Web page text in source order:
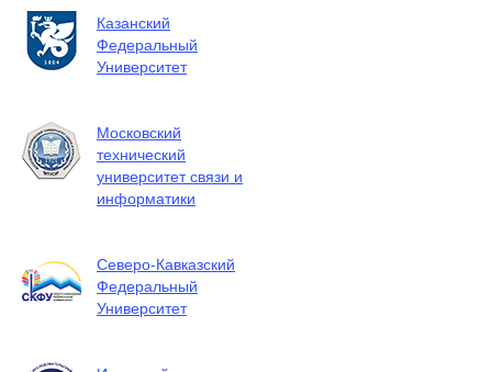
Казанский
Федеральный
Университет
Московский
технический
университет связи и
информатики
Северо-Кавказский
Федеральный
Университет